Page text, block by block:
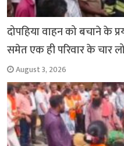
दोपहिया वाहन को बचाने के
समेत एक ही परिवार के चार
August 3, 2026